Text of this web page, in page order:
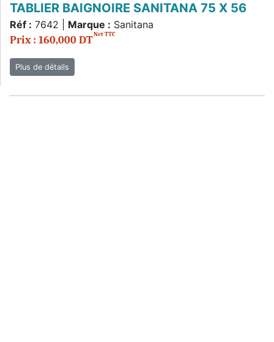
TABLIER BAIGNOIRE SANITANA 75 X 56
Réf : 7642 | Marque : Sanitana
Prix : 160,000 DTNet TTC
Plus de détails